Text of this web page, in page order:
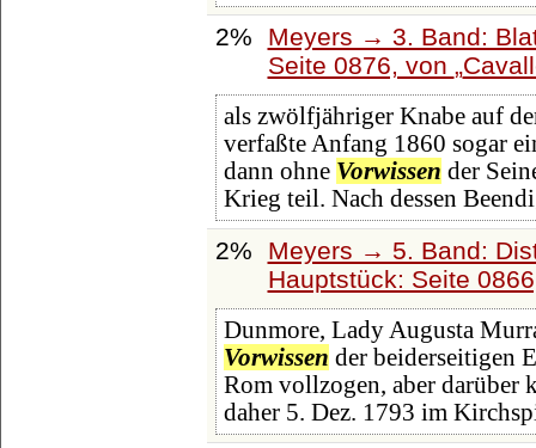
2%
Meyers → 3. Band:
Seite 0876, von
als zwölfjähriger Knabe auf
verfaßte Anfang 1860 sogar
dann ohne Vorwissen der
Krieg teil. Nach dessen
2%
Meyers → 5. Band:
Hauptstück: Seite
Dunmore, Lady Augusta
Vorwissen der beiderseitigen
Rom vollzogen, aber darüber
daher 5. Dez. 1793 im